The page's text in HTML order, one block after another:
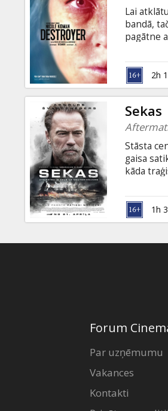
Lai
bandā,
pagātne
2h
Sekas
Stāsta
gaisa
kāda
1h
Forum
Par uzņēmumu
Vakances
Kontakti